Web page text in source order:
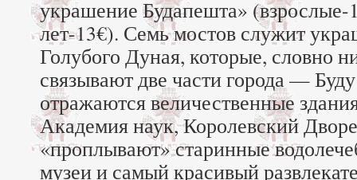
украшение Будапешта» (взрослые-
лет-13€). Семь мостов служит
Голубого Дуная, которые, словно
связывают две части города —
отражаются величественные
Академия наук, Королевский
«проплывают» старинные
музеи и самый красивый